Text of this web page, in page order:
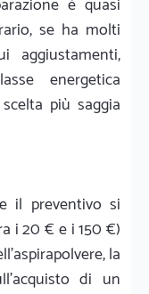
se ha molti
aggiustamenti,
energetica
più saggia
il preventivo si
i 20 € e i 150 €)
la
di un